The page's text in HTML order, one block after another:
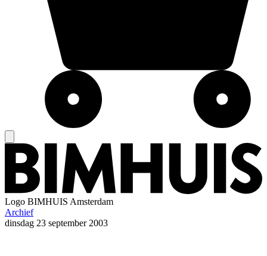
Logo BIMHUIS Amsterdam
Archief
dinsdag 23 september 2003